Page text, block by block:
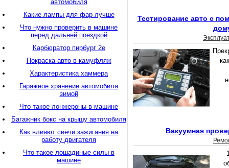
Тестирование авто с
Вакуумная
автомобиля
Какие лампы для фар лучше
Что нужно проверить в машине
перед дальней поездкой
Карбюратор пирбург 2е
Покраска авто в камуфляж
Характеристика хаммера
Гаражное хранение автомобиля
зимой
Что такое лонжероны в машине
Багажник бокс на крышу автомобиля
Как влияют свечи зажигания на
работу двигателя
Что такое лошадиные силы в
машине